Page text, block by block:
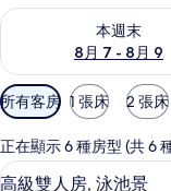
本週末
8月 7 - 8月 9
查看本週末 8月 7 - 8
可
用
嘅
客
所有客房 1 張床 2 張床
正在顯示 6 種房型 (共 6
載5
高級雙人房, 泳池景